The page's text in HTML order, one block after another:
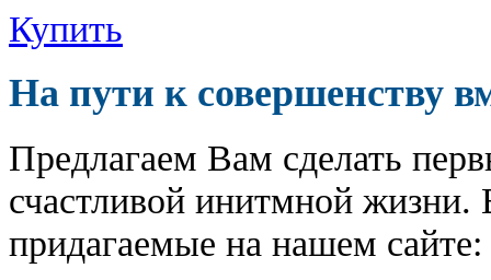
Купить
На пути к совершенству
Предлагаем Вам сделать
счастливой инитмной жизни.
придагаемые на нашем сайте: